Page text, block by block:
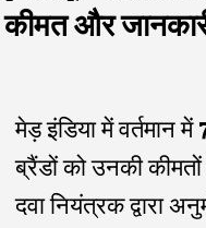
कीमत और
मेड़ इंडिया में वर्तमान में
ब्रैंडों को उनकी
दवा नियंत्रक द्वारा